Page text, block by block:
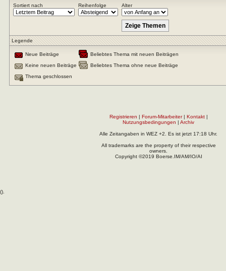
Sortiert nach Reihenfolge Alter
Legende
Neue Beiträge
Beliebtes Thema mit neuen Beiträgen
Keine neuen Beiträge
Beliebtes Thema ohne neue Beiträge
Thema geschlossen
Registrieren | Forum-Mitarbeiter| Kontakt|
Nutzungsbedingungen | Archiv
Alle Zeitangaben in WEZ +2. Es ist jetzt 17:18 Uhr.
All trademarks are the property of their respective
owners.
Copyright ©2019 Boerse.IM/AM/IO/AI
().